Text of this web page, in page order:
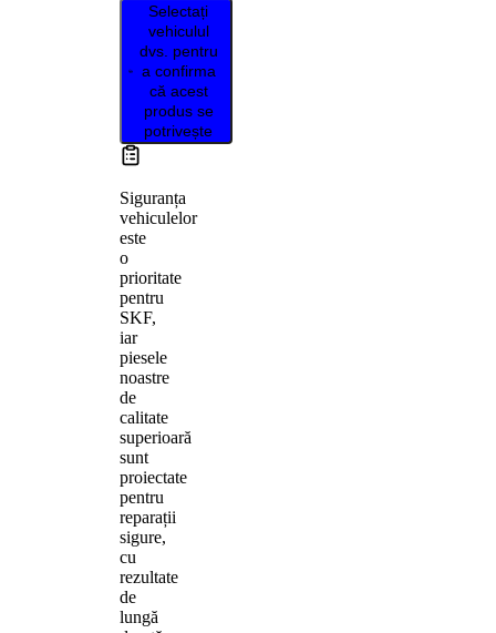
Selectați
vehiculul
dvs. pentru
a confirma
că acest
produs se
potrivește
Siguranța
vehiculelor
este
o
prioritate
pentru
SKF,
iar
piesele
noastre
de
calitate
superioară
sunt
proiectate
pentru
reparații
sigure,
cu
rezultate
de
lungă